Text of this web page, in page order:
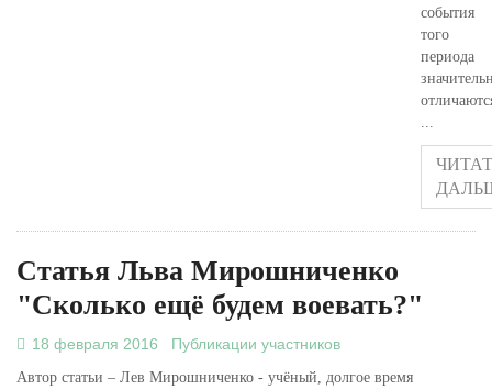
события
того
периода
...
Статья Льва Мирошниченко
"Сколько ещё будем воевать?"
18 февраля 2016 Публикации участников
Автор статьи – Лев Мирошниченко - учёный, долгое время